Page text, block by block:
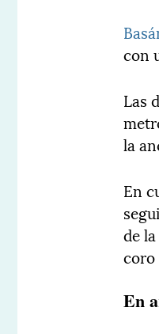
con
Las
la
En
de
coro
En